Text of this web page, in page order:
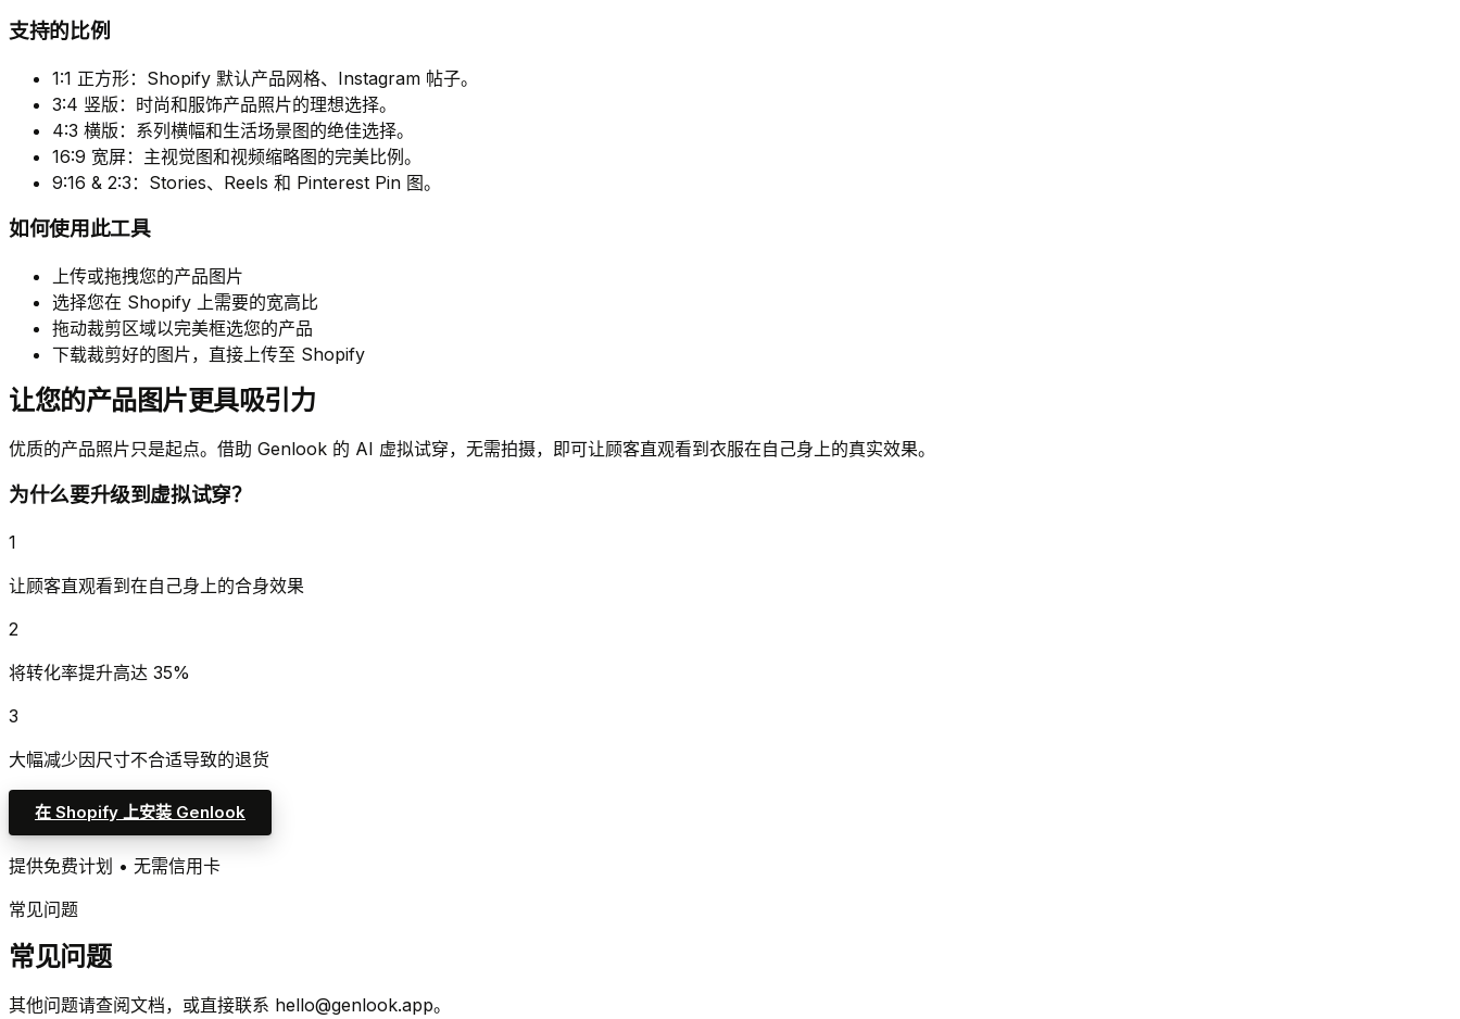
支持的比例
1:1 正方形：Shopify 默认产品网格、Instagram 帖子。
3:4 竖版：时尚和服饰产品照片的理想选择。
4:3 横版：系列横幅和生活场景图的绝佳选择。
16:9 宽屏：主视觉图和视频缩略图的完美比例。
9:16 & 2:3：Stories、Reels 和 Pinterest Pin 图。
如何使用此工具
上传或拖拽您的产品图片
选择您在 Shopify 上需要的宽高比
拖动裁剪区域以完美框选您的产品
下载裁剪好的图片，直接上传至 Shopify
让您的产品图片更具吸引力
优质的产品照片只是起点。借助 Genlook 的 AI 虚拟试穿，无需拍摄，即可让顾客直观看到衣服在自己身上的真实效果。
为什么要升级到虚拟试穿？
1
让顾客直观看到在自己身上的合身效果
2
将转化率提升高达 35%
3
大幅减少因尺寸不合适导致的退货
在 Shopify 上安装 Genlook
提供免费计划 • 无需信用卡
常见问题
常见问题
其他问题请查阅文档，或直接联系 hello@genlook.app。